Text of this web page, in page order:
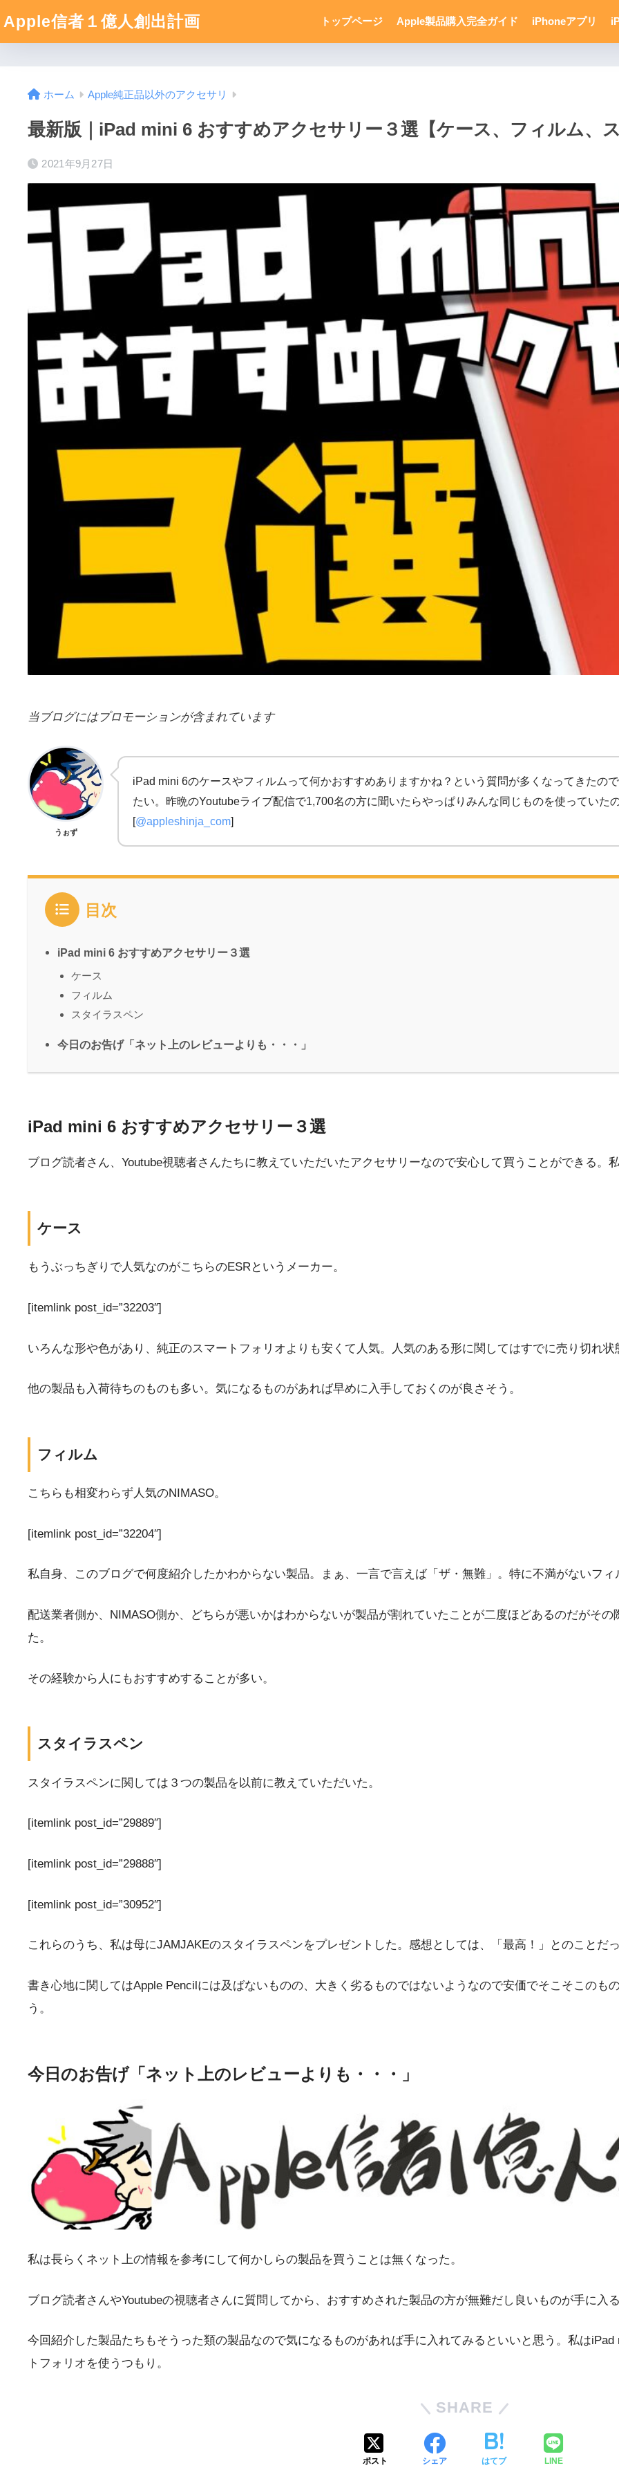
Apple信者１億人創出計画 トップページ Apple製品購入完全ガイド iPhoneアプリ
ホーム Apple純正品以外のアクセサリ
最新版｜iPad mini 6 おすすめアクセサリー３選【ケース、フィルム、
2021年9月27日
当ブログにはプロモーションが含まれています
うぉず
iPad mini 6のケースやフィルムって何かおすすめありますかね？という質問が多くなってきたの
たい。昨晩のYoutubeライブ配信で1,700名の方に聞いたらやっぱりみんな同じものを使っていた
[@appleshinja_com]
目次
iPad mini 6 おすすめアクセサリー３選
ケース
フィルム
スタイラスペン
今日のお告げ「ネット上のレビューよりも・・・」
iPad mini 6 おすすめアクセサリー３選
ブログ読者さん、Youtube視聴者さんたちに教えていただいたアクセサリーなので安心して買うことができる。
ケース
もうぶっちぎりで人気なのがこちらのESRというメーカー。
[itemlink post_id=”32203″]
いろんな形や色があり、純正のスマートフォリオよりも安くて人気。人気のある形に関してはすでに売り切れ状
他の製品も入荷待ちのものも多い。気になるものがあれば早めに入手しておくのが良さそう。
フィルム
こちらも相変わらず人気のNIMASO。
[itemlink post_id=”32204″]
私自身、このブログで何度紹介したかわからない製品。まぁ、一言で言えば「ザ・無難」。特に不満がないフ
配送業者側か、NIMASO側か、どちらが悪いかはわからないが製品が割れていたことが二度ほどあるのだがそ
た。
その経験から人にもおすすめすることが多い。
スタイラスペン
スタイラスペンに関しては３つの製品を以前に教えていただいた。
[itemlink post_id=”29889″]
[itemlink post_id=”29888″]
[itemlink post_id=”30952″]
これらのうち、私は母にJAMJAKEのスタイラスペンをプレゼントした。感想としては、「最高！」とのことだ
書き心地に関してはApple Pencilには及ばないものの、大きく劣るものではないようなので安価でそこそこのも
う。
今日のお告げ「ネット上のレビューよりも・・・」
私は長らくネット上の情報を参考にして何かしらの製品を買うことは無くなった。
ブログ読者さんやYoutubeの視聴者さんに質問してから、おすすめされた製品の方が無難だし良いものが手に入
今回紹介した製品たちもそうった類の製品なので気になるものがあれば手に入れてみるといいと思う。私は
トフォリオを使うつもり。
SHARE
ポスト シェア はてブ LINE